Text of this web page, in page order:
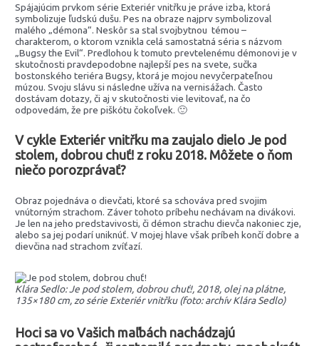
Spájajúcim prvkom série Exteriér vnitřku je práve izba, ktorá
symbolizuje ľudskú dušu. Pes na obraze najprv symbolizoval
malého „démona“. Neskôr sa stal svojbytnou témou –
charakterom, o ktorom vznikla celá samostatná séria s názvom
„Bugsy the Evil“. Predlohou k tomuto prevtelenému démonovi je v
skutočnosti pravdepodobne najlepší pes na svete, sučka
bostonského teriéra Bugsy, ktorá je mojou nevyčerpateľnou
múzou. Svoju slávu si následne užíva na vernisážach. Často
dostávam dotazy, či aj v skutočnosti vie levitovať, na čo
odpovedám, že pre piškótu čokoľvek. 🙂
V cykle Exteriér vnitřku ma zaujalo dielo Je pod
stolem, dobrou chuť! z roku 2018. Môžete o ňom
niečo porozprávať?
Obraz pojednáva o dievčati, ktoré sa schováva pred svojim
vnútorným strachom. Záver tohoto príbehu nechávam na divákovi.
Je len na jeho predstavivosti, či démon strachu dievča nakoniec zje,
alebo sa jej podarí uniknúť. V mojej hlave však príbeh končí dobre a
dievčina nad strachom zvíťazí.
Klára Sedlo: Je pod stolem, dobrou chuť!, 2018, olej na plátne,
135×180 cm, zo série Exteriér vnitřku (foto: archív Klára Sedlo)
Hoci sa vo Vašich maľbách nachádzajú